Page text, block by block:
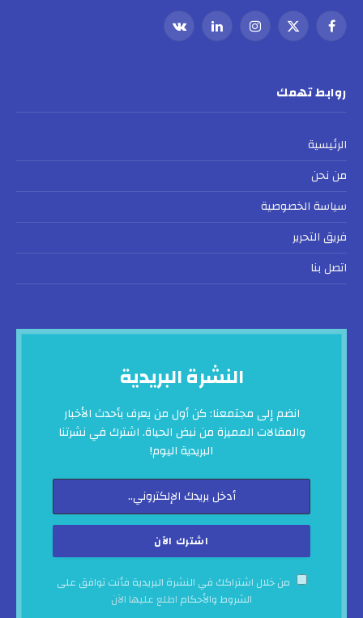
فيسبوك
X
الانستغراملينكدإنVKontakte
روابط تهمك
الرئيسية
من نحن
سياسة الخصوصية
فريق التحرير
اتصل بنا
النشرة البريدية
انضم إلى مجتمعنا: كن أول من يعرف بأحدث الأخبار
والمقالات المميزة من نبض الحياة. اشترك في نشرتنا
البريدية اليوم!
من خلال اشتراكك في النشرة البريدية فأنت توافق على
الشروط والأحكام اطلع عليها الآن